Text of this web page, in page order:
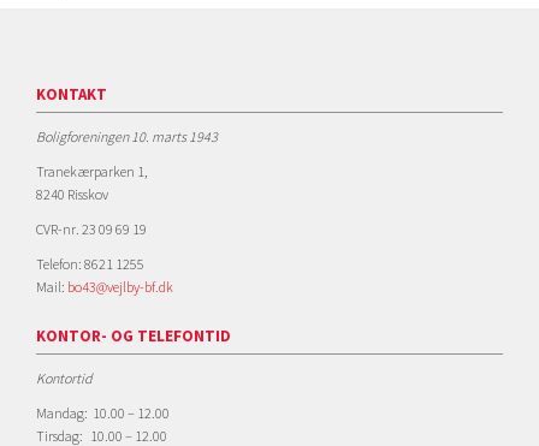
KONTAKT
Boligforeningen 10. marts 1943
Tranekærparken 1,
8240 Risskov
CVR-nr. 23 09 69 19
Telefon: 8621 1255
Mail: bo43@vejlby-bf.dk
KONTOR- OG TELEFONTID
Kontortid
Mandag: 10.00 – 12.00
Tirsdag: 10.00 – 12.00